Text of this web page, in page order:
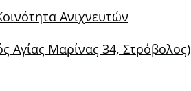
Ανιχνευτών
Αγίας Μαρίνας 34, Στρόβολος)